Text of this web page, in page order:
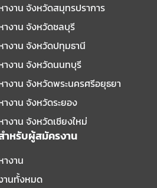
างาน จังหวัดสมุทรปราการ
างาน จังหวัดชลบุรี
างาน จังหวัดปทุมธานี
างาน จังหวัดนนทบุรี
างาน จังหวัดพระนครศรีอยุธยา
างาน จังหวัดระยอง
างาน จังหวัดเชียงใหม่
ำหรับผู้สมัครงาน
างาน
านทั้งหมด